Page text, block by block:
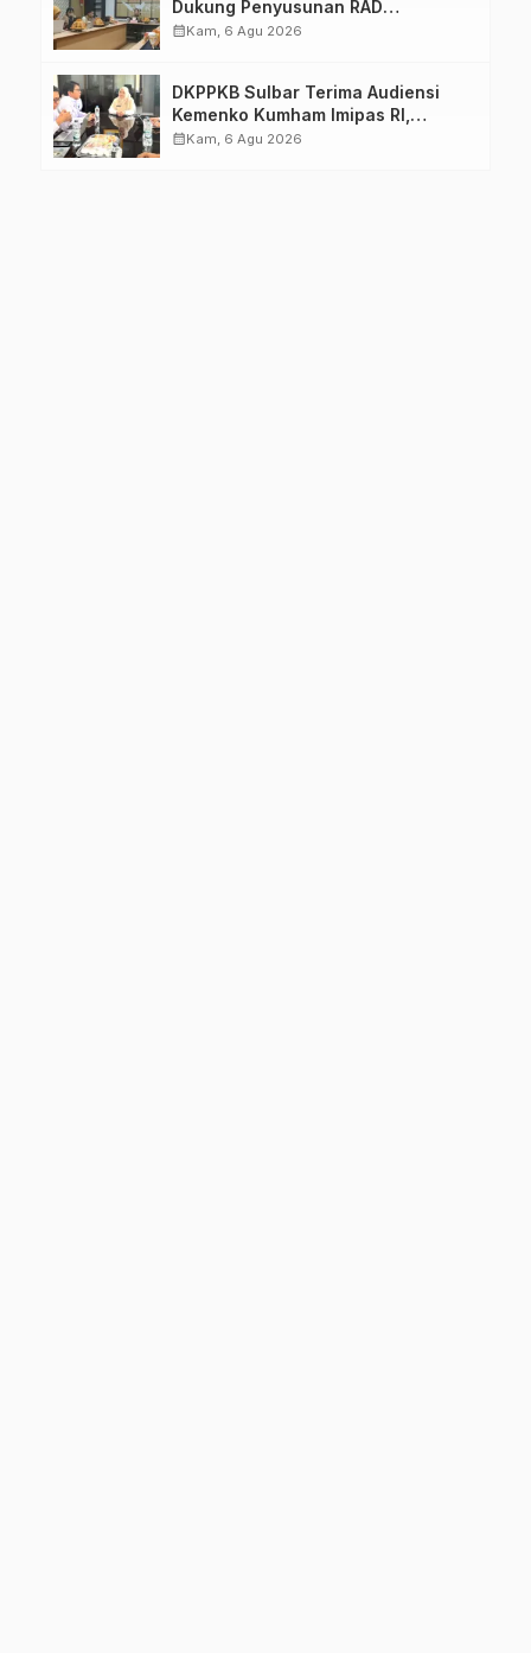
Dukung Penyusunan RAD
TPB/SDGs Sulawesi Barat
calendar_monthKam, 6 Agu 2026
DKPPKB Sulbar Terima Audiensi
Kemenko Kumham Imipas RI,
Perkuat Pelayanan Kesehatan bagi
calendar_monthKam, 6 Agu 2026